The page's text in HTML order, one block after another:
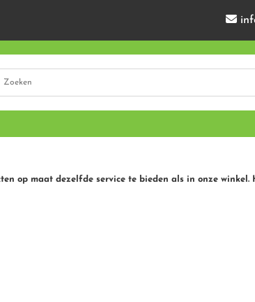
op maat dezelfde service te bieden als in onze